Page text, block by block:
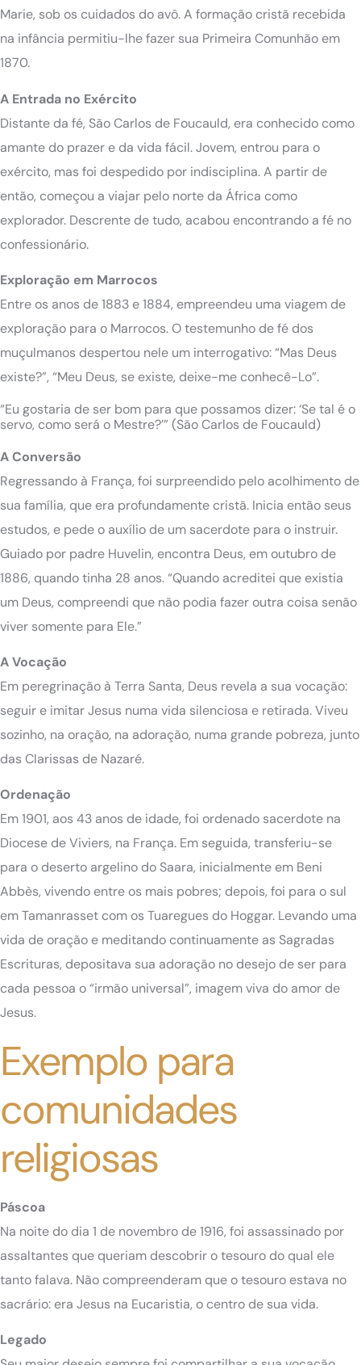
Marie, sob os cuidados do avô. A formação cristã recebida
na infância permitiu-lhe fazer sua Primeira Comunhão em
1870.
A Entrada no Exército
Distante da fé, São Carlos de Foucauld, era conhecido como
amante do prazer e da vida fácil. Jovem, entrou para o
exército, mas foi despedido por indisciplina. A partir de
então, começou a viajar pelo norte da África como
explorador. Descrente de tudo, acabou encontrando a fé no
confessionário.
Exploração em Marrocos
Entre os anos de 1883 e 1884, empreendeu uma viagem de
exploração para o Marrocos. O testemunho de fé dos
muçulmanos despertou nele um interrogativo: “Mas Deus
existe?”, “Meu Deus, se existe, deixe-me conhecê-Lo”.
“Eu gostaria de ser bom para que possamos dizer: ‘Se tal é o
servo, como será o Mestre?’” (São Carlos de Foucauld)
A Conversão
Regressando à França, foi surpreendido pelo acolhimento de
sua família, que era profundamente cristã. Inicia então seus
estudos, e pede o auxílio de um sacerdote para o instruir.
Guiado por padre Huvelin, encontra Deus, em outubro de
1886, quando tinha 28 anos. “Quando acreditei que existia
um Deus, compreendi que não podia fazer outra coisa senão
viver somente para Ele.”
A Vocação
Em peregrinação à Terra Santa, Deus revela a sua vocação:
seguir e imitar Jesus numa vida silenciosa e retirada. Viveu
sozinho, na oração, na adoração, numa grande pobreza, junto
das Clarissas de Nazaré.
Ordenação
Em 1901, aos 43 anos de idade, foi ordenado sacerdote na
Diocese de Viviers, na França. Em seguida, transferiu-se
para o deserto argelino do Saara, inicialmente em Beni
Abbès, vivendo entre os mais pobres; depois, foi para o sul
em Tamanrasset com os Tuaregues do Hoggar. Levando uma
vida de oração e meditando continuamente as Sagradas
Escrituras, depositava sua adoração no desejo de ser para
cada pessoa o “irmão universal”, imagem viva do amor de
Jesus.
Exemplo para
comunidades
religiosas
Páscoa
Na noite do dia 1 de novembro de 1916, foi assassinado por
assaltantes que queriam descobrir o tesouro do qual ele
tanto falava. Não compreenderam que o tesouro estava no
sacrário: era Jesus na Eucaristia, o centro de sua vida.
Legado